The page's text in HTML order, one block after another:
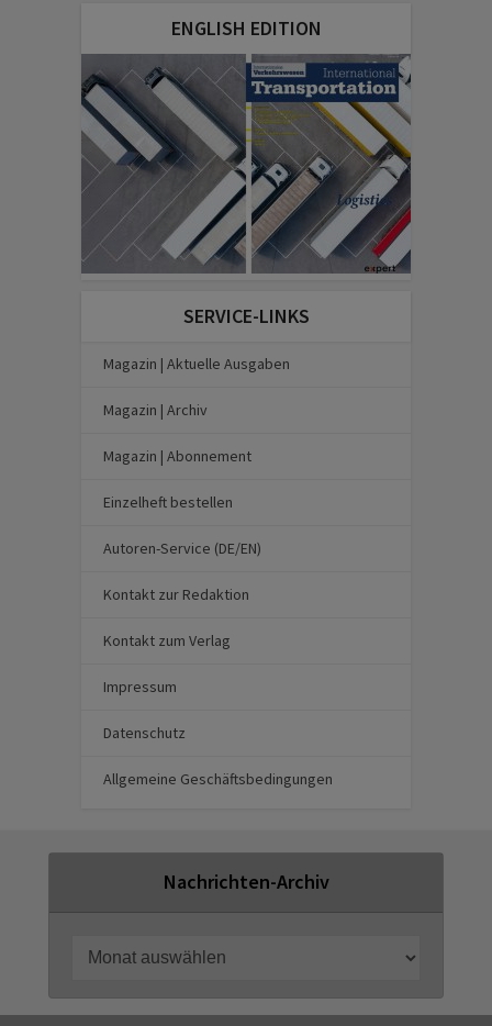
ENGLISH EDITION
SERVICE-LINKS
Magazin | Aktuelle Ausgaben
Magazin | Archiv
Magazin | Abonnement
Einzelheft bestellen
Autoren-Service (DE/EN)
Kontakt zur Redaktion
Kontakt zum Verlag
Impressum
Datenschutz
Allgemeine Geschäftsbedingungen
Nachrichten-Archiv